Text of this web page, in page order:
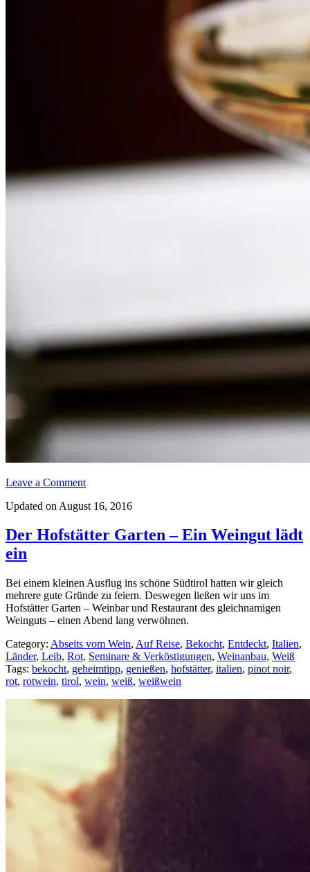
Leave a Comment
Updated on August 16, 2016
Der Hofstätter Garten – Ein Weingut lädt
ein
Bei einem kleinen Ausflug ins schöne Südtirol hatten wir gleich
mehrere gute Gründe zu feiern. Deswegen ließen wir uns im
Hofstätter Garten – Weinbar und Restaurant des gleichnamigen
Weinguts – einen Abend lang verwöhnen.
Category: Abseits vom Wein, Auf Reise, Bekocht, Entdeckt, Italien,
Länder, Leib, Rot, Seminare & Verköstigungen, Weinanbau, Weiß
Tags: bekocht, geheimtipp, genießen, hofstätter, italien, pinot noir,
rot, rotwein, tirol, wein, weiß, weißwein